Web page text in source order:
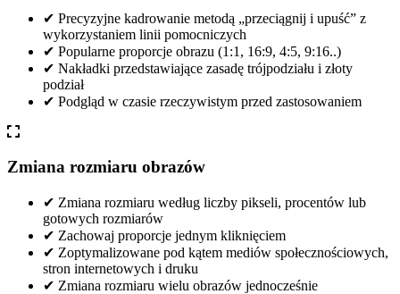
✔ Precyzyjne kadrowanie metodą „przeciągnij i upuść” z
wykorzystaniem linii pomocniczych
✔ Popularne proporcje obrazu (1:1, 16:9, 4:5, 9:16..)
✔ Nakładki przedstawiające zasadę trójpodziału i złoty
podział
✔ Podgląd w czasie rzeczywistym przed zastosowaniem
Zmiana rozmiaru obrazów
✔ Zmiana rozmiaru według liczby pikseli, procentów lub
gotowych rozmiarów
✔ Zachowaj proporcje jednym kliknięciem
✔ Zoptymalizowane pod kątem mediów społecznościowych,
stron internetowych i druku
✔ Zmiana rozmiaru wielu obrazów jednocześnie